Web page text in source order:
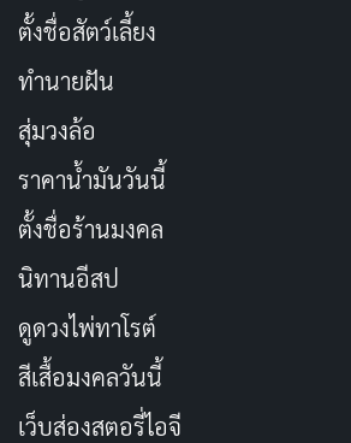
ตลอดการดำเนินเรื่อง เราจะเห็นว่าคว
Kazuhiro และ Marie ดูเหมือนจะพัฒนา
ก่อนหน้านี้ทั้งสองจะเป็นคู่หูผจญภัยในค
เข้าสู่โลกจริง ความผูกพันก็แปรเปลี่ยนเ
อาจพัฒนาเป็นความรัก อนิเมะเรื่องนี้ส
ผจญภัย และเอลฟ์สาวผู้อาจจะตามหา
แง่มุมความรักแบบผู้ใหญ่ (Adult
ตั้งชื่อสัตว์เลี้ยง
ทำนายฝัน
สุ่มวงล้อ
ราคาน้ำมันวันนี้
ตั้งชื่อร้านมงคล
นิทานอีสป
ดูดวงไพ่ทาโรต์
สีเสื้อมงคลวันนี้
เว็บส่องสตอรี่ไอจี